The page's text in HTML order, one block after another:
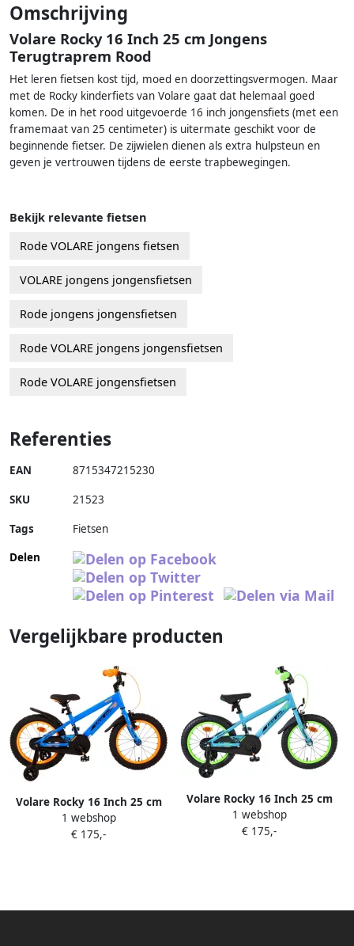
Omschrijving
Volare Rocky 16 Inch 25 cm Jongens
Terugtraprem Rood
Het leren fietsen kost tijd, moed en doorzettingsvermogen. Maar
met de Rocky kinderfiets van Volare gaat dat helemaal goed
komen. De in het rood uitgevoerde 16 inch jongensfiets (met een
framemaat van 25 centimeter) is uitermate geschikt voor de
beginnende fietser. De zijwielen dienen als extra hulpsteun en
geven je vertrouwen tijdens de eerste trapbewegingen.
Bekijk relevante fietsen
Rode VOLARE jongens fietsen
VOLARE jongens jongensfietsen
Rode jongens jongensfietsen
Rode VOLARE jongens jongensfietsen
Rode VOLARE jongensfietsen
Referenties
EAN 8715347215230
SKU 21523
Tags
Fietsen
Delen
Vergelijkbare producten
Volare Rocky 16 Inch 25 cm
Jongens Terugtraprem Blauw
1 webshop
€ 175,-
Volare Rocky 16 Inch 25 cm
Jongens Terugtraprem
Turquoise
1 webshop
€ 175,-